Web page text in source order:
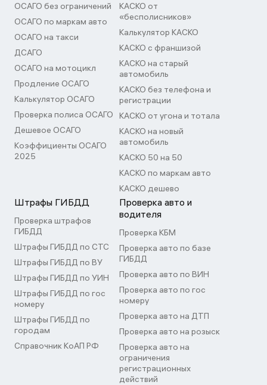
ОСАГО без ограничений
ОСАГО по маркам авто
ОСАГО на такси
ДСАГО
ОСАГО на мотоцикл
Продление ОСАГО
Калькулятор ОСАГО
Проверка полиса ОСАГО
Дешевое ОСАГО
Коэффициенты ОСАГО
2025
КАСКО от
«бесполисников»
Калькулятор КАСКО
КАСКО с франшизой
КАСКО на старый
автомобиль
КАСКО без телефона и
регистрации
КАСКО от угона и тотала
КАСКО на новый
автомобиль
КАСКО 50 на 50
КАСКО по маркам авто
КАСКО дешево
Штрафы ГИБДД
Проверка штрафов
ГИБДД
Штрафы ГИБДД по СТС
Штрафы ГИБДД по ВУ
Штрафы ГИБДД по УИН
Штрафы ГИБДД по гос
номеру
Штрафы ГИБДД по
городам
Справочник КоАП РФ
Проверка авто и
водителя
Проверка КБМ
Проверка авто по базе
ГИБДД
Проверка авто по ВИН
Проверка авто по гос
номеру
Проверка авто на ДТП
Проверка авто на розыск
Проверка авто на
ограничения
регистрационных
действий